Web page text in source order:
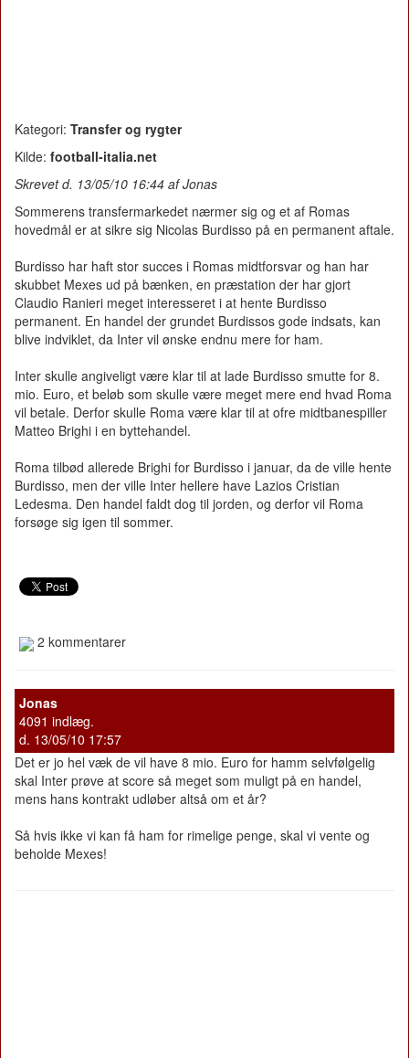
Kategori: Transfer og rygter
Kilde: football-italia.net
Skrevet d. 13/05/10 16:44 af Jonas
Sommerens transfermarkedet nærmer sig og et af Romas
hovedmål er at sikre sig Nicolas Burdisso på en permanent aftale.
Burdisso har haft stor succes i Romas midtforsvar og han har
skubbet Mexes ud på bænken, en præstation der har gjort
Claudio Ranieri meget interesseret i at hente Burdisso
permanent. En handel der grundet Burdissos gode indsats, kan
blive indviklet, da Inter vil ønske endnu mere for ham.
Inter skulle angiveligt være klar til at lade Burdisso smutte for 8.
mio. Euro, et beløb som skulle være meget mere end hvad Roma
vil betale. Derfor skulle Roma være klar til at ofre midtbanespiller
Matteo Brighi i en byttehandel.
Roma tilbød allerede Brighi for Burdisso i januar, da de ville hente
Burdisso, men der ville Inter hellere have Lazios Cristian
Ledesma. Den handel faldt dog til jorden, og derfor vil Roma
forsøge sig igen til sommer.
2 kommentarer
Jonas
4091 indlæg.
d. 13/05/10 17:57
Det er jo hel væk de vil have 8 mio. Euro for hamm selvfølgelig
skal Inter prøve at score så meget som muligt på en handel,
mens hans kontrakt udløber altså om et år?
Så hvis ikke vi kan få ham for rimelige penge, skal vi vente og
beholde Mexes!